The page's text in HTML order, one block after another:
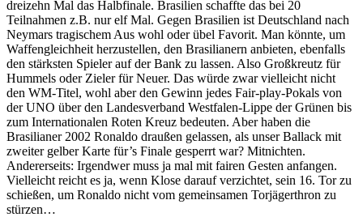
dreizehn Mal das Halbfinale. Brasilien schaffte das bei 20
Teilnahmen z.B. nur elf Mal. Gegen Brasilien ist Deutschland nach
Neymars tragischem Aus wohl oder übel Favorit. Man könnte, um
Waffengleichheit herzustellen, den Brasilianern anbieten, ebenfalls
den stärksten Spieler auf der Bank zu lassen. Also Großkreutz für
Hummels oder Zieler für Neuer. Das würde zwar vielleicht nicht
den WM-Titel, wohl aber den Gewinn jedes Fair-play-Pokals von
der UNO über den Landesverband Westfalen-Lippe der Grünen bis
zum Internationalen Roten Kreuz bedeuten. Aber haben die
Brasilianer 2002 Ronaldo draußen gelassen, als unser Ballack mit
zweiter gelber Karte für’s Finale gesperrt war? Mitnichten.
Andererseits: Irgendwer muss ja mal mit fairen Gesten anfangen.
Vielleicht reicht es ja, wenn Klose darauf verzichtet, sein 16. Tor zu
schießen, um Ronaldo nicht vom gemeinsamen Torjägerthron zu
stürzen…